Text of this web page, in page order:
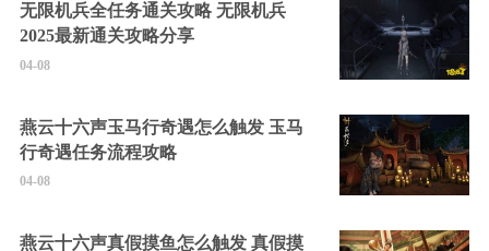
无限机兵全任务通关攻略 无限机兵
2025最新通关攻略分享
04-08
燕云十六声玉马行奇遇怎么触发 玉马
行奇遇任务流程攻略
04-08
燕云十六声真假摸鱼怎么触发 真假摸